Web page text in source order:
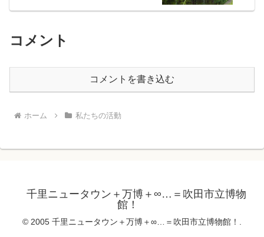
コメント
コメントを書き込む
ホーム 私たちの活動
千里ニュータウン＋万博＋∞…＝吹田市立博物
館！
© 2005 千里ニュータウン＋万博＋∞…＝吹田市立博物館！.